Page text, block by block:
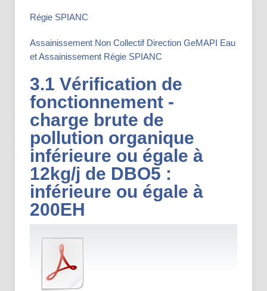
Régie SPIANC
Assainissement Non Collectif Direction GeMAPI Eau
et Assainissement Régie SPIANC
3.1 Vérification de
fonctionnement -
charge brute de
pollution organique
inférieure ou égale à
12kg/j de DBO5 :
inférieure ou égale à
200EH